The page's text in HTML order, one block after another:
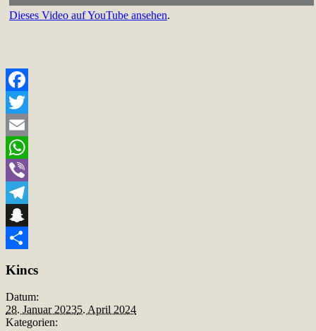
Dieses Video auf YouTube ansehen.
Facebook
Twitter
Email
WhatsApp
Viber
Telegram
Snapchat
Kincs
Datum:
28. Januar 20235. April 2024
Kategorien: